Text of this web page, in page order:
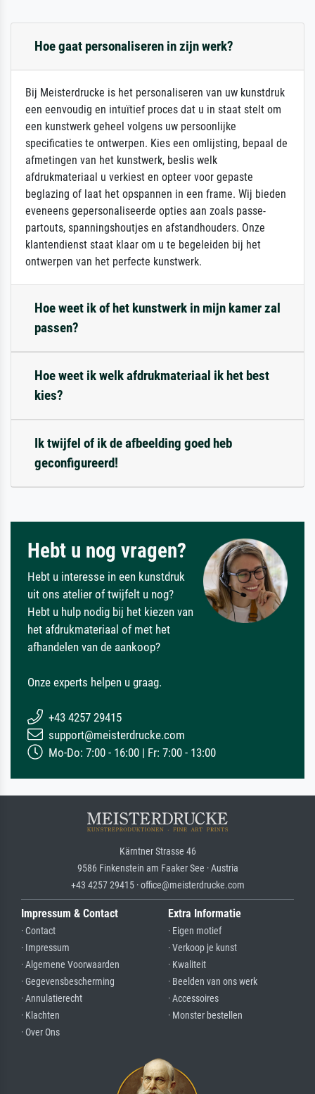
Hoe gaat personaliseren in zijn werk?
Bij Meisterdrucke is het personaliseren van uw kunstdruk
een eenvoudig en intuïtief proces dat u in staat stelt om
een kunstwerk geheel volgens uw persoonlijke
specificaties te ontwerpen. Kies een omlijsting, bepaal de
afmetingen van het kunstwerk, beslis welk
afdrukmateriaal u verkiest en opteer voor gepaste
beglazing of laat het opspannen in een frame. Wij bieden
eveneens gepersonaliseerde opties aan zoals passe-
partouts, spanningshoutjes en afstandhouders. Onze
klantendienst staat klaar om u te begeleiden bij het
ontwerpen van het perfecte kunstwerk.
Hoe weet ik of het kunstwerk in mijn kamer zal
passen?
Hoe weet ik welk afdrukmateriaal ik het best
kies?
Ik twijfel of ik de afbeelding goed heb
geconfigureerd!
Hebt u nog vragen?
Hebt u interesse in een kunstdruk
uit ons atelier of twijfelt u nog?
Hebt u hulp nodig bij het kiezen van
het afdrukmateriaal of met het
afhandelen van de aankoop?
Onze experts helpen u graag.
+43 4257 29415
support@meisterdrucke.com
Mo-Do: 7:00 - 16:00 | Fr: 7:00 - 13:00
Kärntner Strasse 46
9586 Finkenstein am Faaker See · Austria
+43 4257 29415 · office@meisterdrucke.com
Impressum & Contact
· Contact
· Impressum
· Algemene Voorwaarden
· Gegevensbescherming
· Annulatierecht
· Klachten
· Over Ons
Extra Informatie
· Eigen motief
· Verkoop je kunst
· Kwaliteit
· Beelden van ons werk
· Accessoires
· Monster bestellen